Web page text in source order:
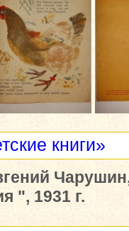
книги»
", 1931 г.